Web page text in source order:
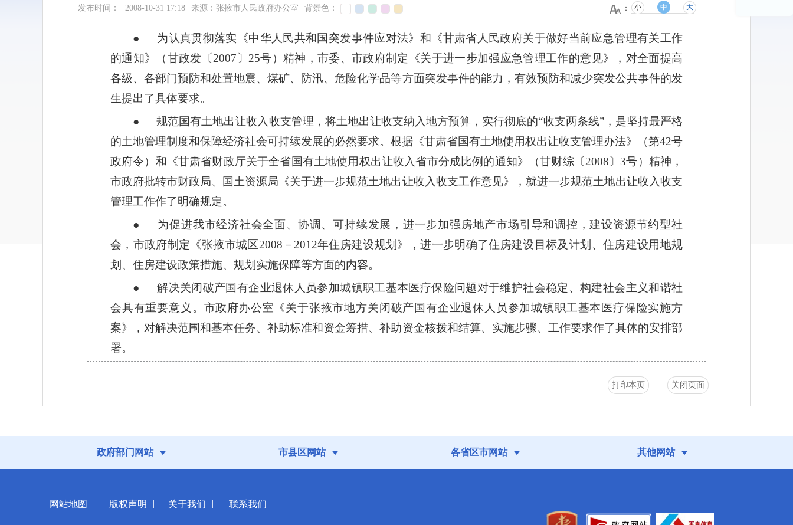
发布时间： 2008-10-31 17:18 来源：张掖市人民政府办公室 背景色： ： 小 中 大
● 为认真贯彻落实《中华人民共和国突发事件应对法》和《甘肃省人民政府关于做好当前应急管理有关工作
的通知》（甘政发〔2007〕25号）精神，市委、市政府制定《关于进一步加强应急管理工作的意见》，对全面提高
各级、各部门预防和处置地震、煤矿、防汛、危险化学品等方面突发事件的能力，有效预防和减少突发公共事件的发
生提出了具体要求。
● 规范国有土地出让收入收支管理，将土地出让收支纳入地方预算，实行彻底的“收支两条线”，是坚持最严格
的土地管理制度和保障经济社会可持续发展的必然要求。根据《甘肃省国有土地使用权出让收支管理办法》（第42号
政府令）和《甘肃省财政厅关于全省国有土地使用权出让收入省市分成比例的通知》（甘财综〔2008〕3号）精神，
市政府批转市财政局、国土资源局《关于进一步规范土地出让收入收支工作意见》，就进一步规范土地出让收入收支
管理工作作了明确规定。
● 为促进我市经济社会全面、协调、可持续发展，进一步加强房地产市场引导和调控，建设资源节约型社
会，市政府制定《张掖市城区2008－2012年住房建设规划》，进一步明确了住房建设目标及计划、住房建设用地规
划、住房建设政策措施、规划实施保障等方面的内容。
● 解决关闭破产国有企业退休人员参加城镇职工基本医疗保险问题对于维护社会稳定、构建社会主义和谐社
会具有重要意义。市政府办公室《关于张掖市地方关闭破产国有企业退休人员参加城镇职工基本医疗保险实施方
案》，对解决范围和基本任务、补助标准和资金筹措、补助资金核拨和结算、实施步骤、工作要求作了具体的安排部
署。
打印本页 关闭页面
政府部门网站 市县区网站 各省区市网站 其他网站
网站地图 | 版权声明 | 关于我们 | 联系我们